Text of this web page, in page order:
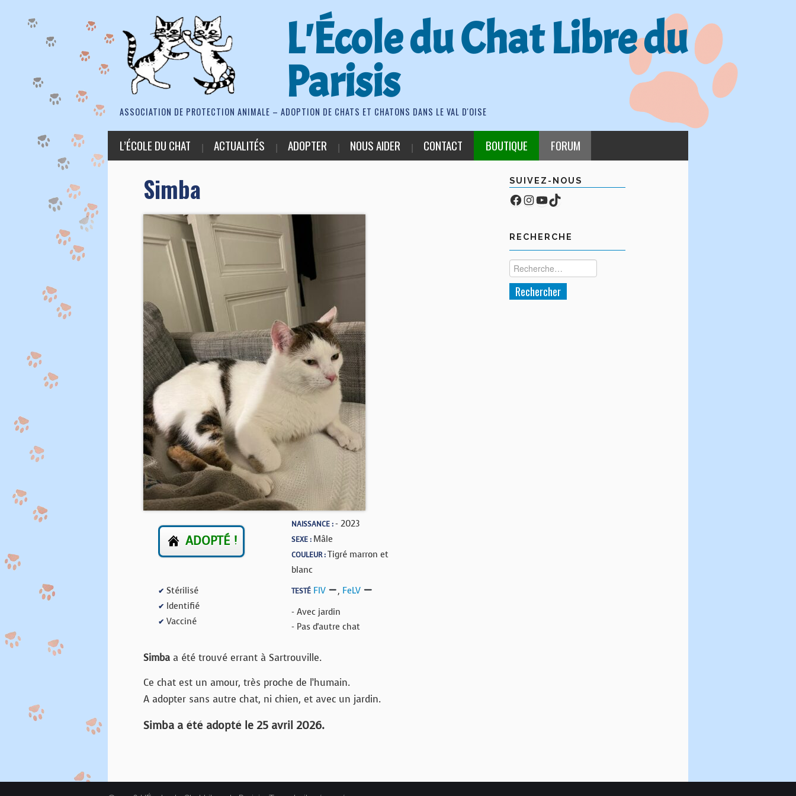
L'École du Chat Libre du
Parisis
ASSOCIATION DE PROTECTION ANIMALE – ADOPTION DE CHATS ET CHATONS DANS LE VAL D'OISE
L’ÉCOLE DU CHAT ACTUALITÉS ADOPTER NOUS AIDER CONTACT BOUTIQUE FORUM
Simba
ADOPTÉ !
NAISSANCE :- 2023
SEXE : Mâle
COULEUR :Tigré marron et
blanc
✔ Stérilisé
✔ Identifié
✔ Vacciné
TESTÉ FIV , FeLV
- Avec jardin
- Pas d'autre chat
Simba a été trouvé errant à Sartrouville.
Ce chat est un amour, très proche de l’humain.
A adopter sans autre chat, ni chien, et avec un jardin.
Simba a été adopté le 25 avril 2026.
SUIVEZ-NOUS
Facebook
Compte Instagram
YouTube
TikTok
RECHERCHE